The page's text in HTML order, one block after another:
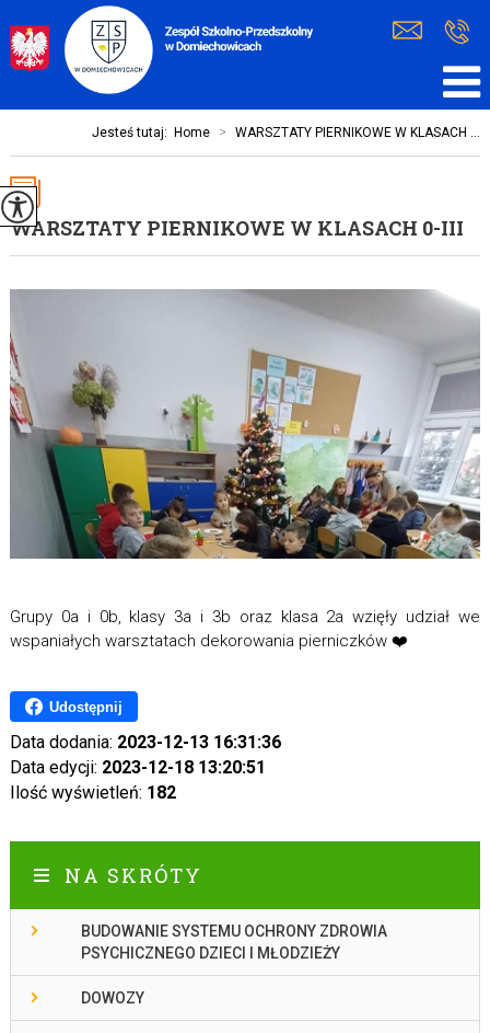
Jesteś tutaj: Home > WARSZTATY PIERNIKOWE W KLASACH ...
WARSZTATY PIERNIKOWE W KLASACH 0-III
Grupy 0a i 0b, klasy 3a i 3b oraz klasa 2a wzięły udział we
wspaniałych warsztatach dekorowania pierniczków ❤️
Udostępnij
Data dodania: 2023-12-13 16:31:36
Data edycji: 2023-12-18 13:20:51
Ilość wyświetleń: 182
NA SKRÓTY
BUDOWANIE SYSTEMU OCHRONY ZDROWIA
PSYCHICZNEGO DZIECI I MŁODZIEŻY
DOWOZY